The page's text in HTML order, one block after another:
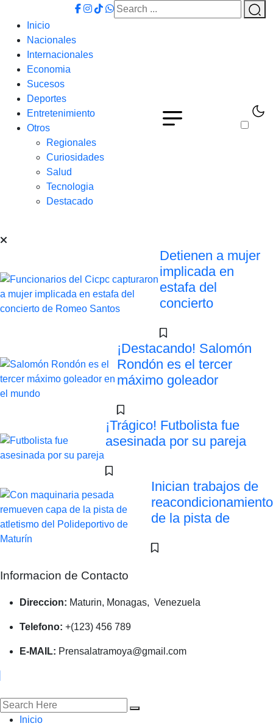
Inicio
Nacionales
Internacionales
Economia
Sucesos
Deportes
Entretenimiento
Otros
Regionales
Curiosidades
Salud
Tecnologia
Destacado
Detienen a mujer
implicada en
estafa del
concierto
¡Destacando! Salomón
Rondón es el tercer
máximo goleador
¡Trágico! Futbolista fue
asesinada por su pareja
Inician trabajos de
reacondicionamiento
de la pista de
Informacion de Contacto
Direccion: Maturin, Monagas, Venezuela
Telefono: +(123) 456 789
E-MAIL: Prensalatramoya@gmail.com
Inicio